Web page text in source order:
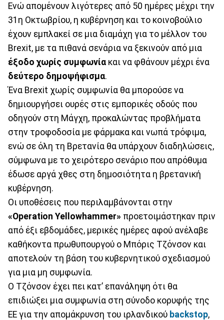
Ενώ απομένουν λιγότερες από 50 ημέρες μέχρι την
31η Οκτωβρίου, η κυβέρνηση και το κοινοβούλιο
έχουν εμπλακεί σε μια διαμάχη για το μέλλον του
Brexit, με τα πιθανά σενάρια να ξεκινούν από μια
έξοδο χωρίς συμφωνία και να φθάνουν μέχρι ένα
δεύτερο δημοψήφισμα.
Ένα Brexit χωρίς συμφωνία θα μπορούσε να
δημιουργήσει ουρές στις εμπορικές οδούς που
οδηγούν στη Μάγχη, προκαλώντας προβλήματα
στην τροφοδοσία με φάρμακα και νωπά τρόφιμα,
ενώ σε όλη τη Βρετανία θα υπάρχουν διαδηλώσεις,
σύμφωνα με το χειρότερο σενάριο που απρόθυμα
έδωσε αργά χθες στη δημοσιότητα η βρετανική
κυβέρνηση.
Οι υποθέσεις που περιλαμβάνονται στην
«Operation Yellowhammer» προετοιμάστηκαν πριν
από έξι εβδομάδες, μερικές ημέρες αφού ανέλαβε
καθήκοντα πρωθυπουργού ο Μπόρις Τζόνσον και
αποτελούν τη βάση του κυβερνητικού σχεδιασμού
για μια μη συμφωνία.
Ο Τζόνσον έχει πει κατ’ επανάληψη ότι θα
επιδιώξει μια συμφωνία στη σύνοδο κορυφής της
ΕΕ για την απομάκρυνση του ιρλανδικού backstop,